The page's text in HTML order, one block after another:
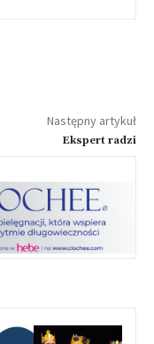
Następny artykuł
Ekspert radzi